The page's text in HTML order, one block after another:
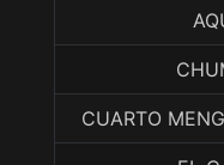
CUARTO